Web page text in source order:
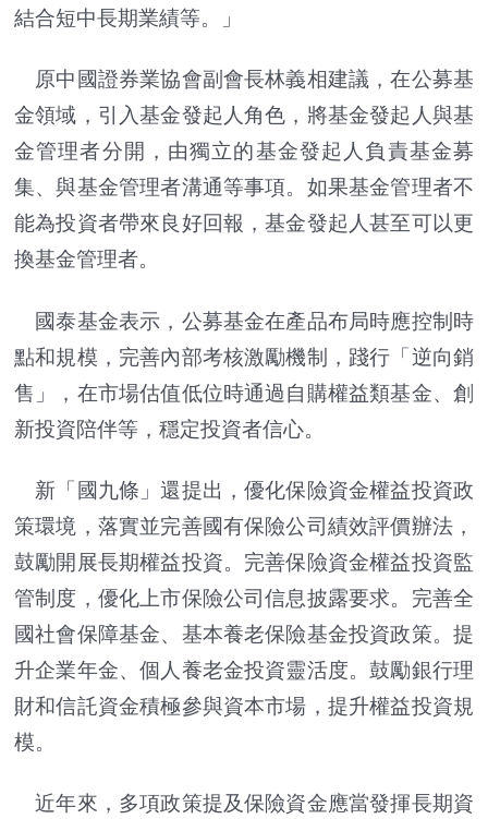
結合短中長期業績等。」
原中國證券業協會副會長林義相建議，在公募基
金領域，引入基金發起人角色，將基金發起人與基
金管理者分開，由獨立的基金發起人負責基金募
集、與基金管理者溝通等事項。如果基金管理者不
能為投資者帶來良好回報，基金發起人甚至可以更
換基金管理者。
國泰基金表示，公募基金在產品布局時應控制時
點和規模，完善內部考核激勵機制，踐行「逆向銷
售」，在市場估值低位時通過自購權益類基金、創
新投資陪伴等，穩定投資者信心。
新「國九條」還提出，優化保險資金權益投資政
策環境，落實並完善國有保險公司績效評價辦法，
鼓勵開展長期權益投資。完善保險資金權益投資監
管制度，優化上市保險公司信息披露要求。完善全
國社會保障基金、基本養老保險基金投資政策。提
升企業年金、個人養老金投資靈活度。鼓勵銀行理
財和信託資金積極參與資本市場，提升權益投資規
模。
近年來，多項政策提及保險資金應當發揮長期資